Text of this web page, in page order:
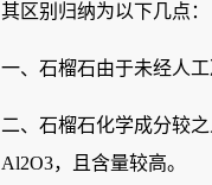
其区别归纳为以下几点：
一、石榴石由于未经人
二、石榴石化学成分较
Al2O3，且含量较高。